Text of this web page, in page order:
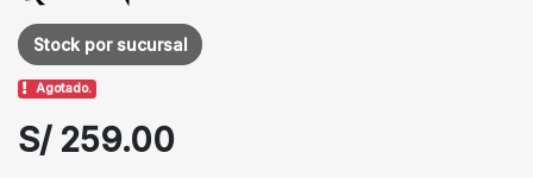
Stock por sucursal
Agotado.
S/ 259.00